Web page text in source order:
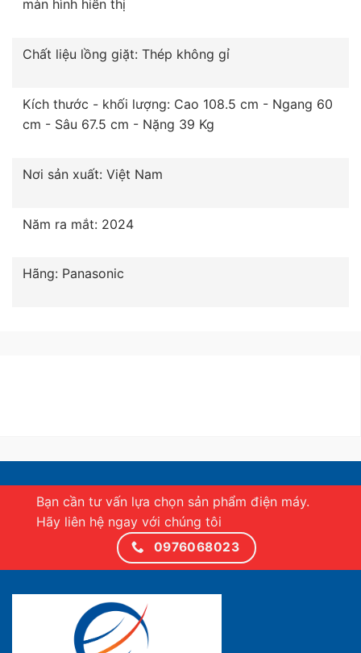
màn hình hiển thị
Chất liệu lồng giặt: Thép không gỉ
Kích thước - khối lượng: Cao 108.5 cm - Ngang 60
cm - Sâu 67.5 cm - Nặng 39 Kg
Nơi sản xuất: Việt Nam
Năm ra mắt: 2024
Hãng: Panasonic
Bạn cần tư vấn lựa chọn sản phẩm điện máy.
Hãy liên hệ ngay với chúng tôi
0976068023